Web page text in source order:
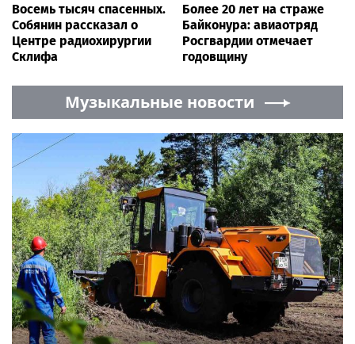
Восемь тысяч спасенных.
Собянин рассказал о
Центре радиохирургии
Склифа
Более 20 лет на страже
Байконура: авиаотряд
Росгвардии отмечает
годовщину
Музыкальные новости